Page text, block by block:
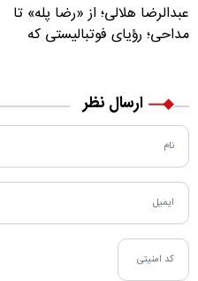
عبدالرضا هلالی؛ از «رضا پله» تا
مداحی؛ رؤیای فوتبالیستی که
ارسال نظر